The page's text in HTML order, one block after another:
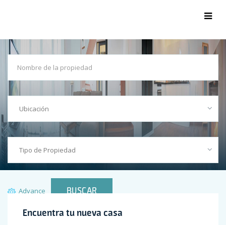
Advance BUSCAR
Search
Encuentra tu nueva casa